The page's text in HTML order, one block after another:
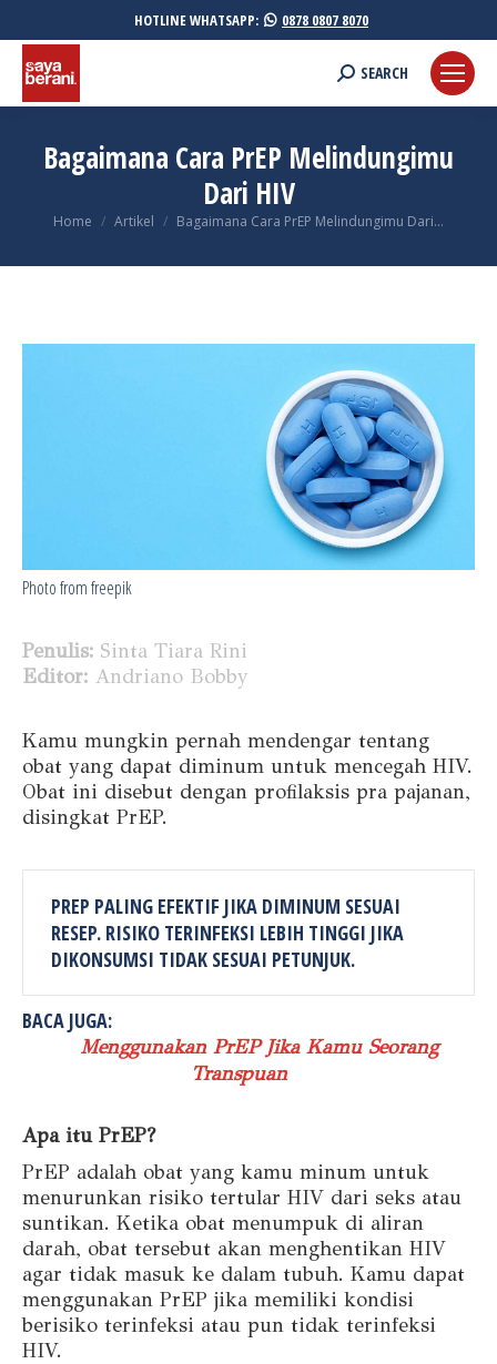
HOTLINE WHATSAPP: 0878 0807 8070
Search:
SEARCH
Bagaimana Cara PrEP Melindungimu
Dari HIV
You are here:
Home Artikel Bagaimana Cara PrEP Melindungimu Dari…
Photo from freepik
Penulis: Sinta Tiara Rini
Editor: Andriano Bobby
Kamu mungkin pernah mendengar tentang
obat yang dapat diminum untuk mencegah HIV.
Obat ini disebut dengan profilaksis pra pajanan,
disingkat PrEP.
PREP PALING EFEKTIF JIKA DIMINUM SESUAI
RESEP. RISIKO TERINFEKSI LEBIH TINGGI JIKA
DIKONSUMSI TIDAK SESUAI PETUNJUK.
BACA JUGA:
Menggunakan PrEP Jika Kamu Seorang
Transpuan
Apa itu PrEP?
PrEP adalah obat yang kamu minum untuk
menurunkan risiko tertular HIV dari seks atau
suntikan. Ketika obat menumpuk di aliran
darah, obat tersebut akan menghentikan HIV
agar tidak masuk ke dalam tubuh. Kamu dapat
menggunakan PrEP jika memiliki kondisi
berisiko terinfeksi atau pun tidak terinfeksi
HIV.